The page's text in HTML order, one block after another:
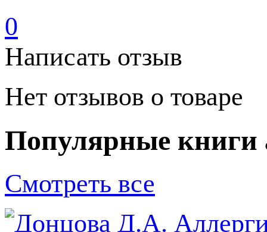
0
Написать отзыв
Нет отзывов о товаре
Популярные книги
Смотреть все